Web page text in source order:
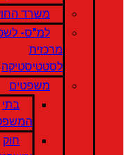
משרד
למ"ס-
מרכזית
לסטטיסטיקה
משפטים
בתי
חוק